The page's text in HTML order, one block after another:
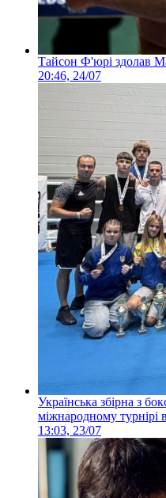
Тайсон Ф'юрі здолав
20:46, 24/07
Українська збірна з
міжнародному турнірі
13:03, 23/07